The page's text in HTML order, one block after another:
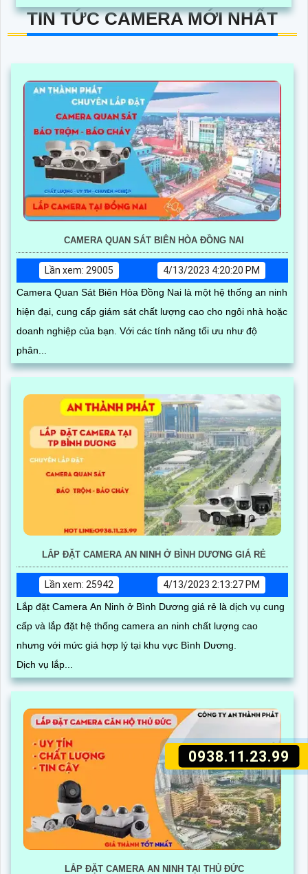
0938.11.23.99
chóng và hiệu quả
TIN TỨC CAMERA MỚI NHẤT
CAMERA QUAN SÁT BIÊN HÒA ĐỒNG NAI
Lần xem: 29005
4/13/2023 4:20:20 PM
Camera Quan Sát Biên Hòa Đồng Nai là một hệ thống an ninh
hiện đại, cung cấp giám sát chất lượng cao cho ngôi nhà hoặc
doanh nghiệp của bạn. Với các tính năng tối ưu như độ
phân...
LẮP ĐẶT CAMERA AN NINH Ở BÌNH DƯƠNG GIÁ RẺ
Lần xem: 25942
4/13/2023 2:13:27 PM
Lắp đặt Camera An Ninh ở Bình Dương giá rẻ là dịch vụ cung
cấp và lắp đặt hệ thống camera an ninh chất lượng cao
nhưng với mức giá hợp lý tại khu vực Bình Dương.
Dịch vụ lắp...
LẮP ĐẶT CAMERA AN NINH TẠI THỦ ĐỨC